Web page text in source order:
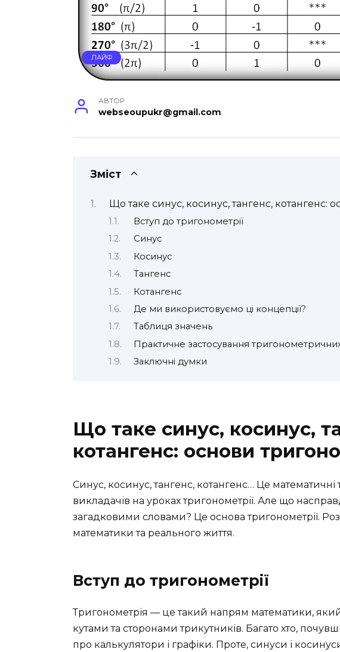
ЛАЙФ
АВТОР
webseoupukr@gmail.com
Зміст
Що таке синус, косинус, тангенс, котангенс:
Вступ до тригонометрії
Синус
Косинус
Тангенс
Котангенс
Де ми використовуємо ці концепції?
Таблиця значень
Практичне застосування
Заключні думки
Що таке синус, косинус,
котангенс: основи
Синус, косинус, тангенс, котангенс… Це математичні
викладачів на уроках тригонометрії. Але що
загадковими словами? Це основа тригонометрії.
математики та реального життя.
Вступ до тригонометрії
Тригонометрія — це такий напрям математики,
кутами та сторонами трикутників. Багато хто,
про калькулятори і графіки. Проте, синуси і